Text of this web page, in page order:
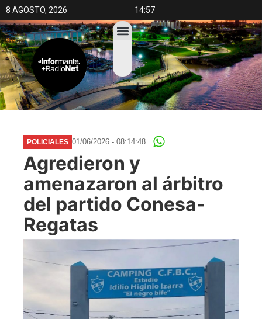
8 AGOSTO, 2026 14:57
POLICIALES 01/06/2026 - 08:14:48
Agredieron y
amenazaron al árbitro
del partido Conesa-
Regatas